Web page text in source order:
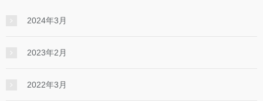
2024年3月
2023年2月
2022年3月